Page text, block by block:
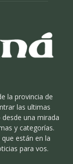
la provincia de
las ultimas
una mirada
y categorías.
están en la
para vos.